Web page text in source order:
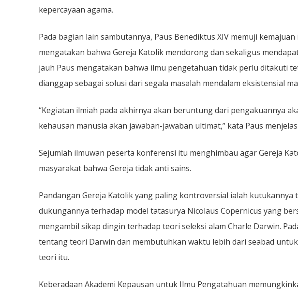
kepercayaan agama.
Pada bagian lain sambutannya, Paus Benediktus XIV memuji
mengatakan bahwa Gereja Katolik mendorong dan sekaligus
jauh Paus mengatakan bahwa ilmu pengetahuan tidak perlu ditakuti
dianggap sebagai solusi dari segala masalah mendalam eksistensial
“Kegiatan ilmiah pada akhirnya akan beruntung dari pengakuannya
kehausan manusia akan jawaban-jawaban ultimat,” kata Paus
Sejumlah ilmuwan peserta konferensi itu menghimbau agar Gereja
masyarakat bahwa Gereja tidak anti sains.
Pandangan Gereja Katolik yang paling kontroversial ialah kutukannya
dukungannya terhadap model tatasurya Nicolaus Copernicus yang
mengambil sikap dingin terhadap teori seleksi alam Charle Darwin.
tentang teori Darwin dan membutuhkan waktu lebih dari seabad
teori itu.
Keberadaan Akademi Kepausan untuk Ilmu Pengatahuan